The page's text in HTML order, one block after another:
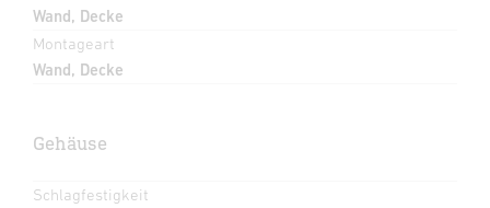
Wand, Decke
Montageart
Wand, Decke
Gehäuse
Schlagfestigkeit